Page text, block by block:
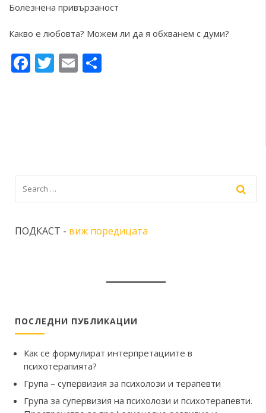
Болезнена привързаност
Какво е любовта? Можем ли да я обхванем с думи?
Facebook
Twitter
Email
ПОДКАСТ - виж поредицата
ПОСЛЕДНИ ПУБЛИКАЦИИ
Как се формулират интерпретациите в
психотерапията?
Група – супервизия за психолози и терапевти
Група за супервизия на психолози и психотерапевти.